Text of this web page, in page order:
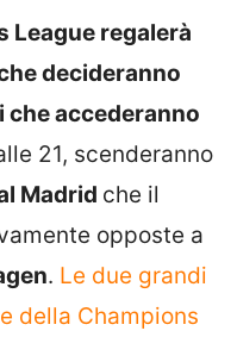
League regalerà
decideranno
che accederanno
21, scenderanno
Madrid che il
opposte a
. Le due grandi
della Champions